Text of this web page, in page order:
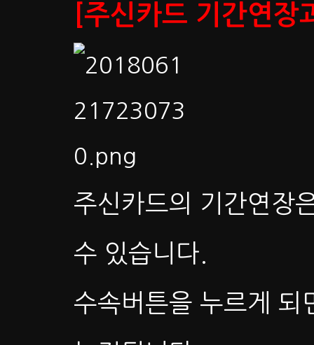
[주신카드 기간연장
주신카드의 기간연장
수 있습니다.
수속버튼을 누르게 되